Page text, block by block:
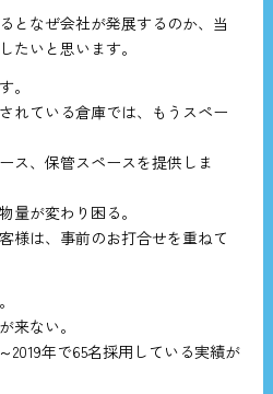
となぜ会社が発展するのか、当
たいと思います。
。
れている倉庫では、もうスペー
ス、保管スペースを提供しま
量が変わり困る。
様は、事前のお打合せを重ねて
来ない。
2019年で65名採用している実績が